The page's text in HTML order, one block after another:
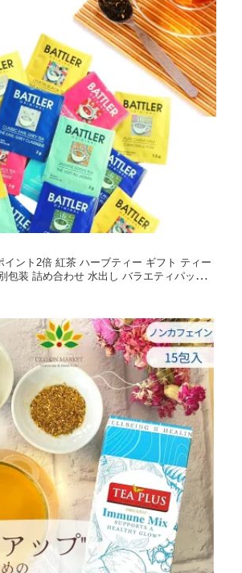
イント2倍 紅茶 ハーブティー ギフト ティー
包装 詰め合わせ 水出し バラエティパック 2
セット かわいい 1000円 おしゃれ プレゼン
ミール ジャスミン茶 ペパーミント ストレー